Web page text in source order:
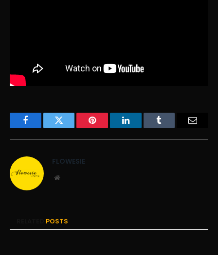
FacebookTwitter Pinterest LinkedInTumblr
FLOWESIE
Website
POSTS